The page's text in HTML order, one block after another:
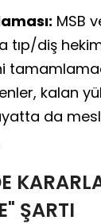
MSB
tıp/diş
kalan
da
ŞARTI